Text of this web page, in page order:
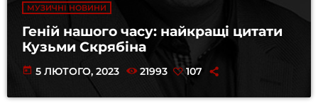
МУЗИЧНІ НОВИНИ
Геній нашого часу: найкращі цитати
Кузьми Скрябіна
today 5 ЛЮТОГО, 2023 21993 107